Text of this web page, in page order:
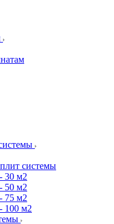
системы
30 м2
50 м2
75 м2
100 м2